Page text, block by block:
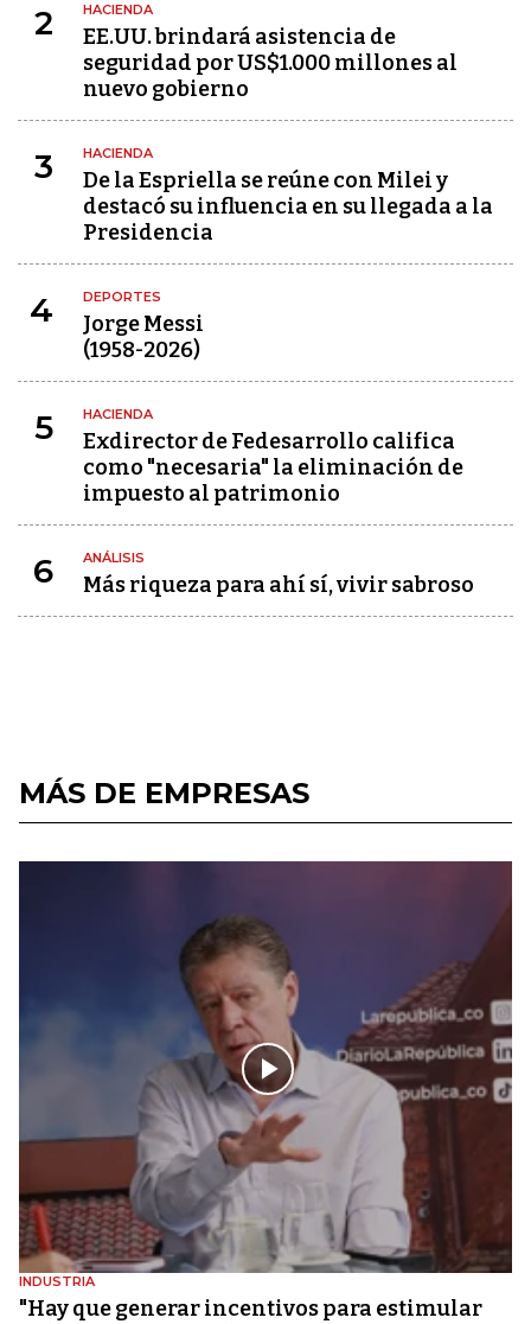
2 HACIENDA
EE.UU. brindará asistencia de
seguridad por US$1.000 millones al
nuevo gobierno
3 HACIENDA
De la Espriella se reúne con Milei y
destacó su influencia en su llegada a la
Presidencia
4 DEPORTES
Jorge Messi
(1958-2026)
5 HACIENDA
Exdirector de Fedesarrollo califica
como "necesaria" la eliminación de
impuesto al patrimonio
6 ANÁLISIS
Más riqueza para ahí sí, vivir sabroso
MÁS DE EMPRESAS
INDUSTRIA
"Hay que generar incentivos para estimular